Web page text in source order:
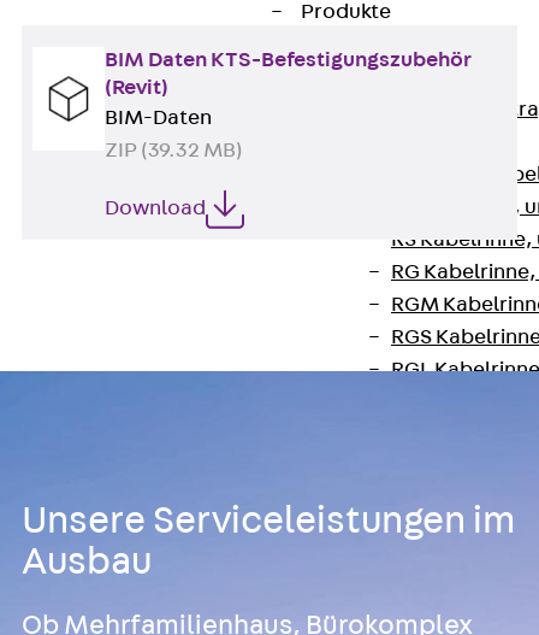
Produkte
Kabeltragsysteme
R Kabelrinne,
RS
RG
RGM
RGS
RGL
Kabelrinnen-
Kabelrinnen-
Zurück
BIM Daten KTS-Befestigungszubehör
(Revit)
BIM-Daten
ZIP (39.32 MB)
Download
Unsere Serviceleistungen im
Ausbau
Ob Mehrfamilienhaus, Bürokomplex